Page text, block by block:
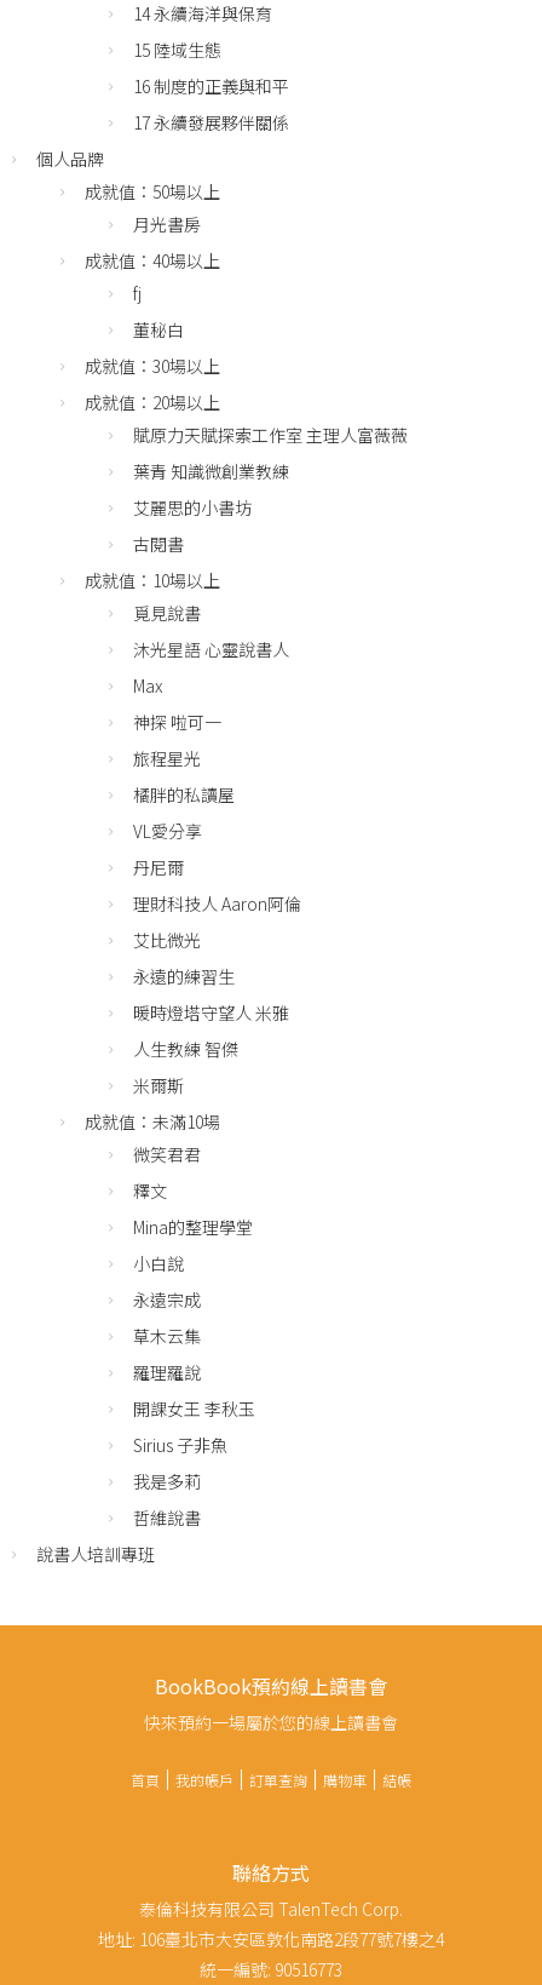
14 永續海洋與保育
15 陸域生態
16 制度的正義與和平
17 永續發展夥伴關係
個人品牌
成就值：50場以上
月光書房
成就值：40場以上
fj
董秘白
成就值：30場以上
成就值：20場以上
賦原力天賦探索工作室 主理人富薇薇
葉青 知識微創業教練
艾麗思的小書坊
古閱書
成就值：10場以上
覓見說書
沐光星語 心靈說書人
Max
神探 啦可一
旅程星光
橘胖的私讀屋
VL愛分享
丹尼爾
理財科技人 Aaron阿倫
艾比微光
永遠的練習生
暖時燈塔守望人 米雅
人生教練 智傑
米爾斯
成就值：未滿10場
微笑君君
釋文
Mina的整理學堂
小白說
永遠宗成
草木云集
羅理羅說
開課女王 李秋玉
Sirius 子非魚
我是多莉
哲維說書
說書人培訓專班
BookBook預約線上讀書會
快來預約一場屬於您的線上讀書會
首頁 我的帳戶 訂單查詢 購物車 結帳
聯絡方式
泰倫科技有限公司 TalenTech Corp.
地址: 106臺北市大安區敦化南路2段77號7樓之4
統一編號: 90516773